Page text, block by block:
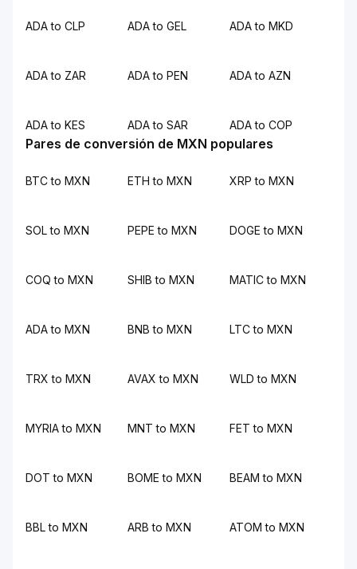
ADA to CLP ADA to GEL ADA to MKD
ADA to ZAR ADA to PEN ADA to AZN
ADA to KES ADA to SAR ADA to COP
Pares de conversión de MXN populares
BTC to MXN ETH to MXN XRP to MXN
SOL to MXN PEPE to MXN DOGE to MXN
COQ to MXN SHIB to MXN MATIC to MXN
ADA to MXN BNB to MXN LTC to MXN
TRX to MXN AVAX to MXN WLD to MXN
MYRIA to MXN MNT to MXN FET to MXN
DOT to MXN BOME to MXN BEAM to MXN
BBL to MXN ARB to MXN ATOM to MXN